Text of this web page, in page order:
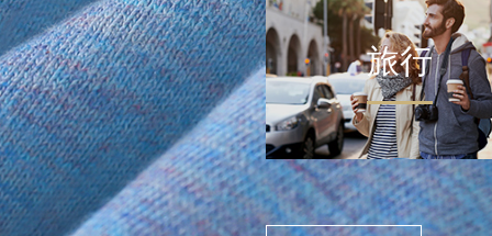
> FLOATING ISLAND IN THE CITY
尘世浮岛
在高度模块化的都市节奏
中，人们渴望在通勤中寻找
旅行